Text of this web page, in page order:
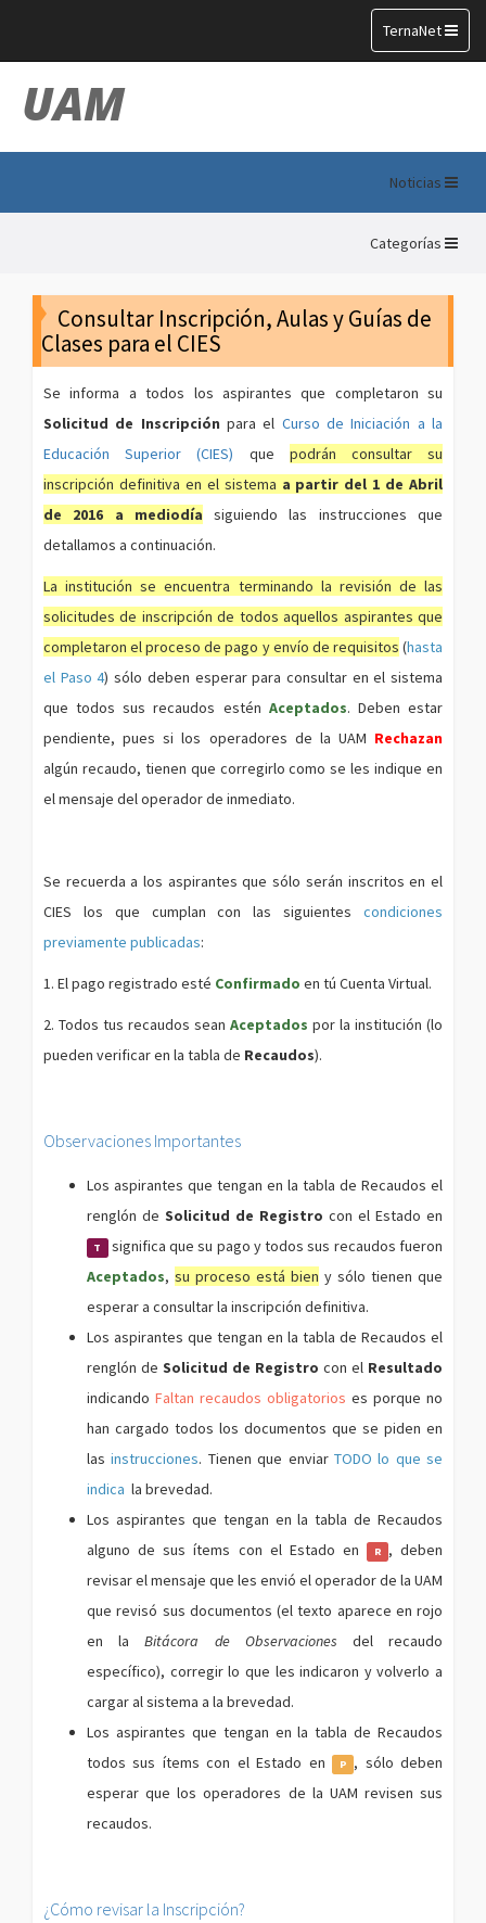
Toggle
navigation
TernaNet
UAM
Noticias
Categorías
Consultar Inscripción, Aulas y Guías de
Clases para el CIES
Se informa a todos los aspirantes que completaron su
Solicitud de Inscripción para el Curso de Iniciación a la
Educación Superior (CIES) que podrán consultar su
inscripción definitiva en el sistema a partir del 1 de Abril
de 2016 a mediodía siguiendo las instrucciones que
detallamos a continuación.
La institución se encuentra terminando la revisión de las
solicitudes de inscripción de todos aquellos aspirantes que
completaron el proceso de pago y envío de requisitos (hasta
el Paso 4) sólo deben esperar para consultar en el sistema
que todos sus recaudos estén Aceptados. Deben estar
pendiente, pues si los operadores de la UAM Rechazan
algún recaudo, tienen que corregirlo como se les indique en
el mensaje del operador de inmediato.
Se recuerda a los aspirantes que sólo serán inscritos en el
CIES los que cumplan con las siguientes condiciones
previamente publicadas:
1. El pago registrado esté Confirmado en tú Cuenta Virtual.
2. Todos tus recaudos sean Aceptados por la institución (lo
pueden verificar en la tabla de Recaudos).
Observaciones Importantes
Los aspirantes que tengan en la tabla de Recaudos el
renglón de Solicitud de Registro con el Estado en
T significa que su pago y todos sus recaudos fueron
Aceptados, su proceso está bien y sólo tienen que
esperar a consultar la inscripción definitiva.
Los aspirantes que tengan en la tabla de Recaudos el
renglón de Solicitud de Registro con el Resultado
indicando Faltan recaudos obligatorios es porque no
han cargado todos los documentos que se piden en
lasinstrucciones. Tienen que enviar TODO lo que se
indica la brevedad.
Los aspirantes que tengan en la tabla de Recaudos
alguno de sus ítems con el Estado en R , deben
revisar el mensaje que les envió el operador de la UAM
que revisó sus documentos (el texto aparece en rojo
en laBitácora de Observaciones del recaudo
específico), corregir lo que les indicaron y volverlo a
cargar al sistema a la brevedad.
Los aspirantes que tengan en la tabla de Recaudos
todos sus ítems con el Estado en P
, sólo deben
esperar que los operadores de la UAM revisen sus
recaudos.
¿Cómo revisar la Inscripción?